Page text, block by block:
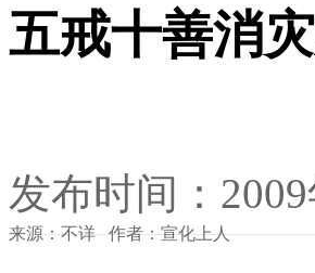
五戒十善消
发布时间：
来源：不详 作者：宣化上人